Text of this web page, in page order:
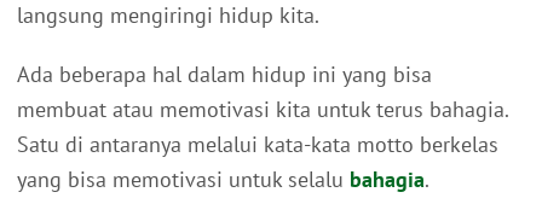
langsung mengiringi hidup kita.
Ada beberapa hal dalam hidup ini yang bisa
membuat atau memotivasi kita untuk terus bahagia.
Satu di antaranya melalui kata-kata motto berkelas
yang bisa memotivasi untuk selalu bahagia.